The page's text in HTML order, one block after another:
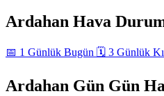
+
Ardahan Hava
📅 1 Günlük Bugün 🗓️ 3 Günlük
Ardahan Gün Gün